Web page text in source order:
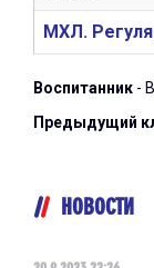
МХЛ.
Воспитанник -
Предыдущий
НОВОСТИ